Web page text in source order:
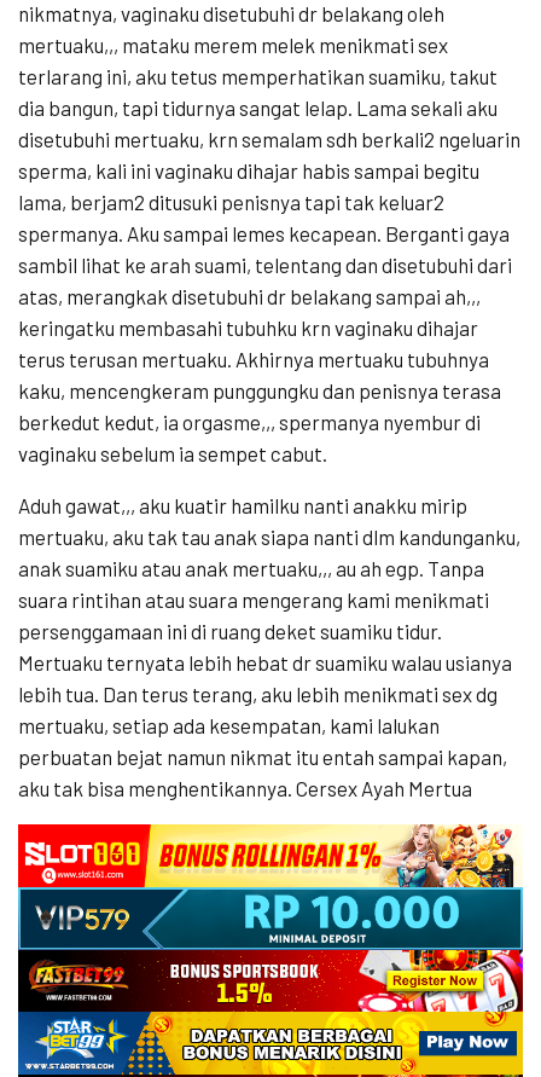
nikmatnya, vaginaku disetubuhi dr belakang oleh
mertuaku,,, mataku merem melek menikmati sex
terlarang ini, aku tetus memperhatikan suamiku, takut
dia bangun, tapi tidurnya sangat lelap. Lama sekali aku
disetubuhi mertuaku, krn semalam sdh berkali2 ngeluarin
sperma, kali ini vaginaku dihajar habis sampai begitu
lama, berjam2 ditusuki penisnya tapi tak keluar2
spermanya. Aku sampai lemes kecapean. Berganti gaya
sambil lihat ke arah suami, telentang dan disetubuhi dari
atas, merangkak disetubuhi dr belakang sampai ah,,,
keringatku membasahi tubuhku krn vaginaku dihajar
terus terusan mertuaku. Akhirnya mertuaku tubuhnya
kaku, mencengkeram punggungku dan penisnya terasa
berkedut kedut, ia orgasme,,, spermanya nyembur di
vaginaku sebelum ia sempet cabut.
Aduh gawat,,, aku kuatir hamilku nanti anakku mirip
mertuaku, aku tak tau anak siapa nanti dlm kandunganku,
anak suamiku atau anak mertuaku,,, au ah egp. Tanpa
suara rintihan atau suara mengerang kami menikmati
persenggamaan ini di ruang deket suamiku tidur.
Mertuaku ternyata lebih hebat dr suamiku walau usianya
lebih tua. Dan terus terang, aku lebih menikmati sex dg
mertuaku, setiap ada kesempatan, kami lalukan
perbuatan bejat namun nikmat itu entah sampai kapan,
aku tak bisa menghentikannya. Cersex Ayah Mertua